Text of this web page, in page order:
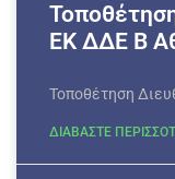
ΕΚ ΔΔΕ Β
Τοποθέτηση
ΔΙΑΒΑΣΤΕ